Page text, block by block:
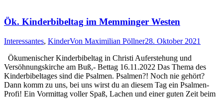
Ök. Kinderbibeltag im Memminger Westen
Interessantes, KinderVon Maximilian Pöllner28. Oktober 2021
Ökumenischer Kinderbibeltag in Christi Auferstehung und
Versöhnungskirche am Buß,- Bettag 16.11.2022 Das Thema des
Kinderbibeltages sind die Psalmen. Psalmen?! Noch nie gehört?
Dann komm zu uns, bei uns wirst du an diesem Tag ein Psalmen-
Profi! Ein Vormittag voller Spaß, Lachen und einer guten Zeit beim